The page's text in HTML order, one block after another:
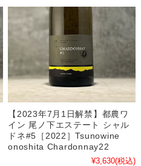
【2023年7月1日解禁】都農ワ
イン 尾ノ下エステート シャル
ドネ#5［2022］Tsunowine
onoshita Chardonnay22
¥3,630(税込)